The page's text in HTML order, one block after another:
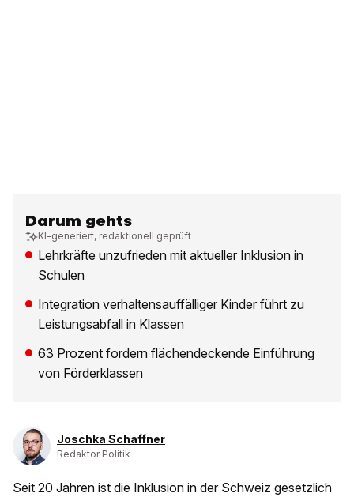
Darum gehts
KI-generiert, redaktionell geprüft
Lehrkräfte unzufrieden mit aktueller Inklusion in
Schulen
Integration verhaltensauffälliger Kinder führt zu
Leistungsabfall in Klassen
63 Prozent fordern flächendeckende Einführung
von Förderklassen
Joschka Schaffner
Redaktor Politik
Seit 20 Jahren ist die Inklusion in der Schweiz gesetzlich